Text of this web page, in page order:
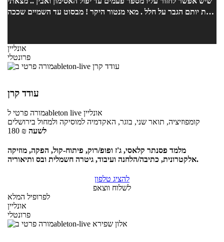
ללמוד הפקה או יצירה של מוזיקה (או שניהם!) את כל זה תלמדו
את יותם הגבר על חלל . מאי מנטור היקר ! מבסוט עד השמיים שככה
שאלמד עוד בזכותו. האווירה אצלו באולפן היא אווירה כפית במיוחד
אונליין
פרונטלי
עודד קרן
מורה פרטילableton live אונליין
קומפוזיציה, תואר שני, בוגר, האקדמיה למוסיקה ולמחול בירושלים
180 ₪ לשעה
מלמד פסנתר קלאסי, ג'ז ופופ/רוק, פיתוח-קול, הפקה, מוזיקה
אלקטרונית, כתיבה/הלחנה ועיבוד, גיטרה חשמלית ובס ותיאוריה.
להציג טלפון
לשלוח ווצאפ
לפרופיל המלא
אונליין
פרונטלי